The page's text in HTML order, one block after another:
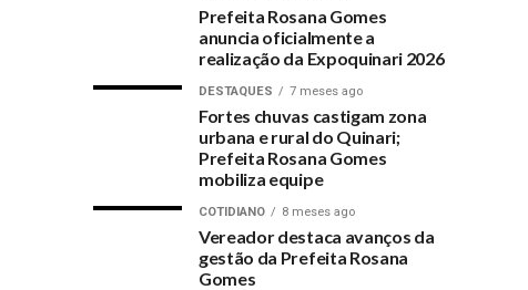
Prefeita Rosana Gomes
anuncia oficialmente a
realização da Expoquinari 2026
DESTAQUES 7 meses ago
Fortes chuvas castigam zona
urbana e rural do Quinari;
Prefeita Rosana Gomes
mobiliza equipe
COTIDIANO 8 meses ago
Vereador destaca avanços da
gestão da Prefeita Rosana
Gomes